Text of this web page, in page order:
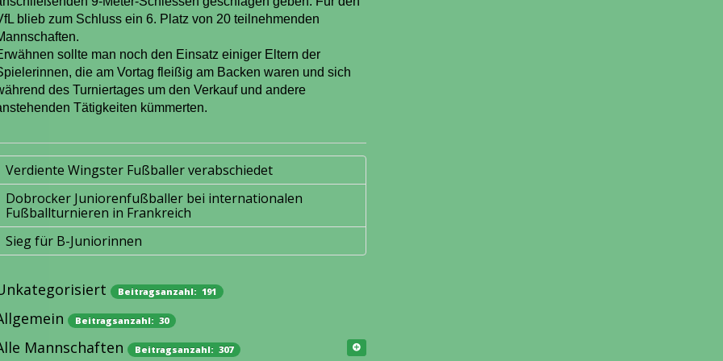
blieb zum Schluss ein 6. Platz von 20 teilnehmenden
sollte man noch den Einsatz einiger Eltern der
die am Vortag fleißig am Backen waren und sich
des Turniertages um den Verkauf und andere
Tätigkeiten kümmerten.
Verdiente Wingster Fußballer verabschiedet
Dobrocker Juniorenfußballer bei internationalen
Fußballturnieren in Frankreich
Sieg für B-Juniorinnen
Beitragsanzahl: 191
Beitragsanzahl: 30
Mannschaften Beitragsanzahl: 307